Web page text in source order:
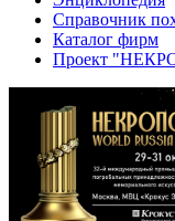
Справочник
Каталог фирм
Проект